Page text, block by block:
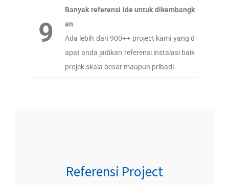
9
Banyak referensi ide untuk dikembangk
an
Ada lebih dari 900++ project kami yang d
apat anda jadikan referensi instalasi baik
projek skala besar maupun pribadi.
Referensi Project